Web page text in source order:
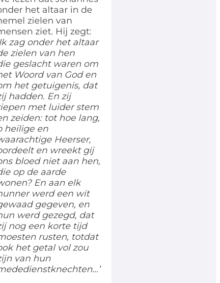
het altaar in de
zielen van
ziet. Hij zegt:
zag onder het altaar
zielen van hen
geslacht waren om
Woord van God en
het getuigenis, dat
hadden. En zij
met luider stem
zeiden: tot hoe lang,
heilige en
Heerser,
en wreekt gij
bloed niet aan hen,
op de aarde
En aan elk
werd een wit
gegeven, en
werd gezegd, dat
nog een korte tijd
rusten, totdat
het getal vol zou
van hun